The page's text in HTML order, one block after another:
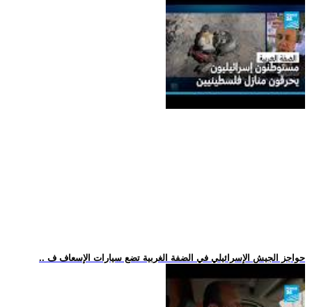
.. حواجز الجيش الإسرائيلي في الضفة الغربية تضع سيارات الإسعاف ف